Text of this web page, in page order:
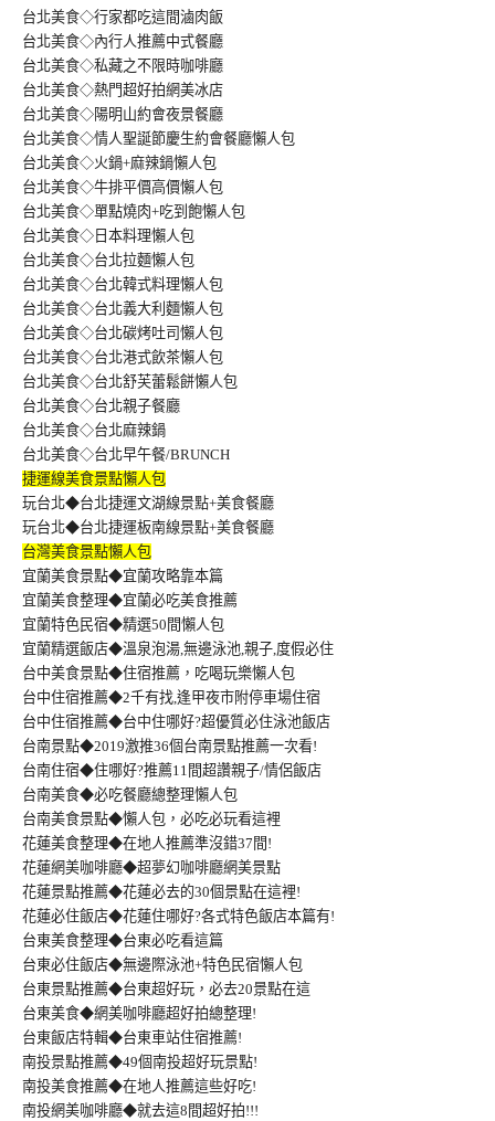
台北美食◇行家都吃這間滷肉飯
台北美食◇內行人推薦中式餐廳
台北美食◇私藏之不限時咖啡廳
台北美食◇熱門超好拍網美冰店
台北美食◇陽明山約會夜景餐廳
台北美食◇情人聖誕節慶生約會餐廳懶人包
台北美食◇火鍋+麻辣鍋懶人包
台北美食◇牛排平價高價懶人包
台北美食◇單點燒肉+吃到飽懶人包
台北美食◇日本料理懶人包
台北美食◇台北拉麵懶人包
台北美食◇台北韓式料理懶人包
台北美食◇台北義大利麵懶人包
台北美食◇台北碳烤吐司懶人包
台北美食◇台北港式飲茶懶人包
台北美食◇台北舒芙蕾鬆餅懶人包
台北美食◇台北親子餐廳
台北美食◇台北麻辣鍋
台北美食◇台北早午餐/BRUNCH
捷運線美食景點懶人包
玩台北◆台北捷運文湖線景點+美食餐廳
玩台北◆台北捷運板南線景點+美食餐廳
台灣美食景點懶人包
宜蘭美食景點◆宜蘭攻略靠本篇
宜蘭美食整理◆宜蘭必吃美食推薦
宜蘭特色民宿◆精選50間懶人包
宜蘭精選飯店◆溫泉泡湯,無邊泳池,親子,度假必住
台中美食景點◆住宿推薦，吃喝玩樂懶人包
台中住宿推薦◆2千有找,逢甲夜市附停車場住宿
台中住宿推薦◆台中住哪好?超優質必住泳池飯店
台南景點◆2019激推36個台南景點推薦一次看!
台南住宿◆住哪好?推薦11間超讚親子/情侶飯店
台南美食◆必吃餐廳總整理懶人包
台南美食景點◆懶人包，必吃必玩看這裡
花蓮美食整理◆在地人推薦準沒錯37間!
花蓮網美咖啡廳◆超夢幻咖啡廳網美景點
花蓮景點推薦◆花蓮必去的30個景點在這裡!
花蓮必住飯店◆花蓮住哪好?各式特色飯店本篇有!
台東美食整理◆台東必吃看這篇
台東必住飯店◆無邊際泳池+特色民宿懶人包
台東景點推薦◆台東超好玩，必去20景點在這
台東美食◆網美咖啡廳超好拍總整理!
台東飯店特輯◆台東車站住宿推薦!
南投景點推薦◆49個南投超好玩景點!
南投美食推薦◆在地人推薦這些好吃!
南投網美咖啡廳◆就去這8間超好拍!!!